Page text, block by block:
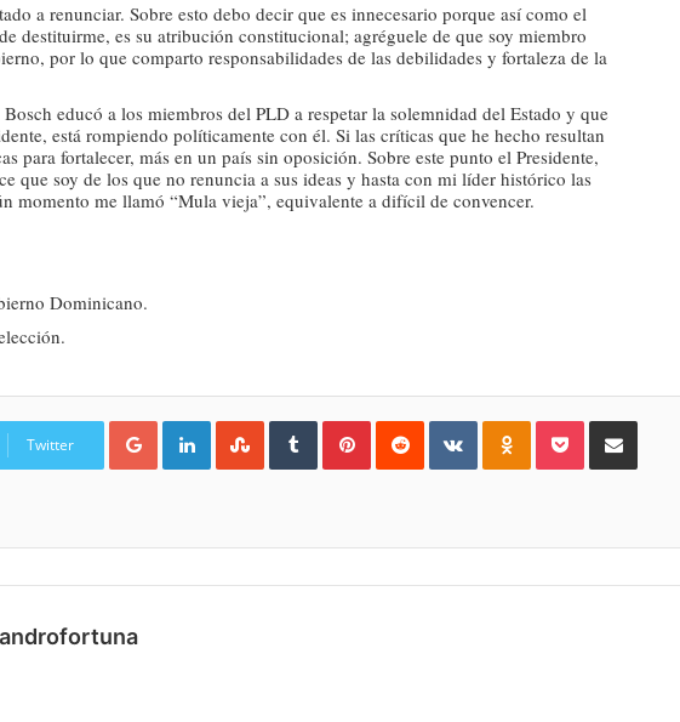
a renunciar. Sobre esto debo decir que es innecesario porque así como el
destituirme, es su atribución constitucional; agréguele de que soy miembro
por lo que comparto responsabilidades de las debilidades y fortaleza de la
educó a los miembros del PLD a respetar la solemnidad del Estado y que
está rompiendo políticamente con él. Si las críticas que he hecho resultan
para fortalecer, más en un país sin oposición. Sobre este punto el Presidente,
que soy de los que no renuncia a sus ideas y hasta con mi líder histórico las
momento me llamó “Mula vieja”, equivalente a difícil de convencer.
Dominicano.
Twitter
Google+LinkedInStumbleUpon
TumblrPinterestReddit VKontakteOdnoklassniki
PocketCompartir por Correo